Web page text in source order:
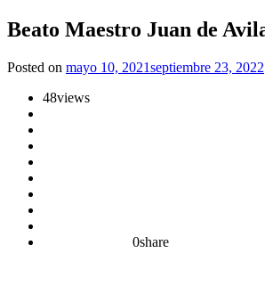
Beato Maestro Juan de
Posted on mayo 10, 2021septiembre 23, 2022
48views
0share